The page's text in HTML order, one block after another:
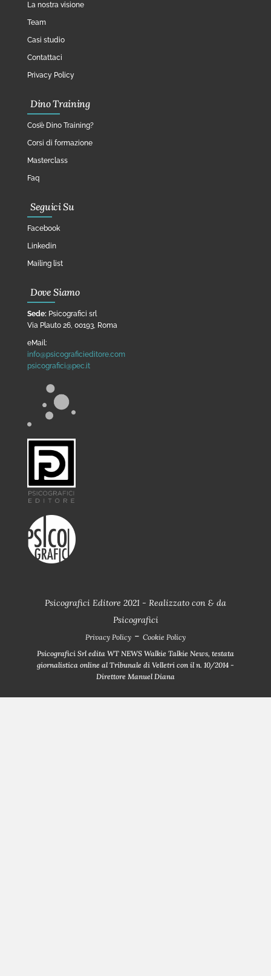
La nostra visione
Team
Casi studio
Contattaci
Privacy Policy
Dino Training
Cos’è Dino Training?
Corsi di formazione
Masterclass
Faq
Seguici Su
Facebook
Linkedin
Mailing list
Dove Siamo
Sede: Psicografici srl
Via Plauto 26, 00193, Roma
eMail:
info@psicograficieditore.com
psicografici@pec.it
Psicografici Editore 2021 - Realizzato con & da
Psicografici
Privacy Policy - Cookie Policy
Psicografici Srl edita WT NEWS Walkie Talkie News, testata
giornalistica online al Tribunale di Velletri con il n. 10/2014 -
Direttore Manuel Diana